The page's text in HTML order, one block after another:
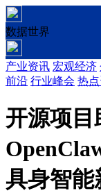
数据世界
产业资讯 宏观经济
前沿 行业峰会 热
开源项目
具身智能